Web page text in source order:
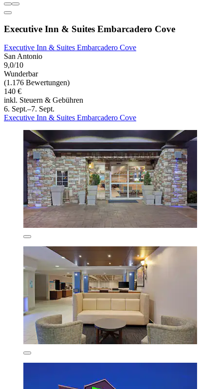
Executive Inn & Suites Embarcadero Cove
Executive Inn & Suites Embarcadero Cove
San Antonio
9,0/10
Wunderbar
(1.176 Bewertungen)
140 €
inkl. Steuern & Gebühren
6. Sept.–7. Sept.
Executive Inn & Suites Embarcadero Cove